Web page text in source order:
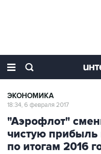
ЭКОНОМИКА
18:34, 6 февраля 2017
"Аэрофлот"
чистую
по итогам 2016